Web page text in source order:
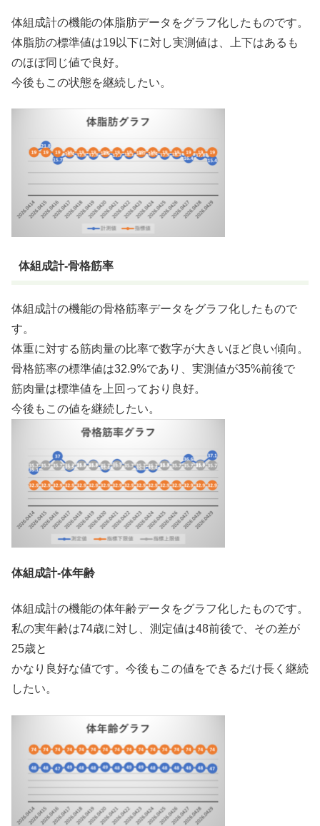
体組成計の機能の体脂肪データをグラフ化したものです。
体脂肪の標準値は19以下に対し実測値は、上下はあるも
のほぼ同じ値で良好。
今後もこの状態を継続したい。
体組成計-骨格筋率
体組成計の機能の骨格筋率データをグラフ化したもので
す。
体重に対する筋肉量の比率で数字が大きいほど良い傾向。
骨格筋率の標準値は32.9%であり、実測値が35%前後で
筋肉量は標準値を上回っており良好。
今後もこの値を継続したい。
体組成計-体年齢
体組成計の機能の体年齢データをグラフ化したものです。
私の実年齢は74歳に対し、測定値は48前後で、その差が
25歳と
かなり良好な値です。今後もこの値をできるだけ長く継続
したい。